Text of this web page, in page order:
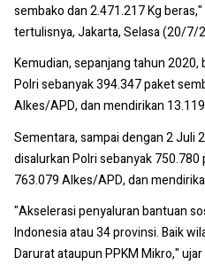
sembako dan 2.471.217 Kg
tertulisnya, Jakarta, Selasa (20/7/
Kemudian, sepanjang tahun 2020,
Polri sebanyak 394.347 paket
Alkes/APD, dan mendirikan
Sementara, sampai dengan 2 Juli
disalurkan Polri sebanyak
763.079 Alkes/APD, dan
"Akselerasi penyaluran bantuan
Indonesia atau 34 provinsi. Baik
Darurat ataupun PPKM Mikro,"